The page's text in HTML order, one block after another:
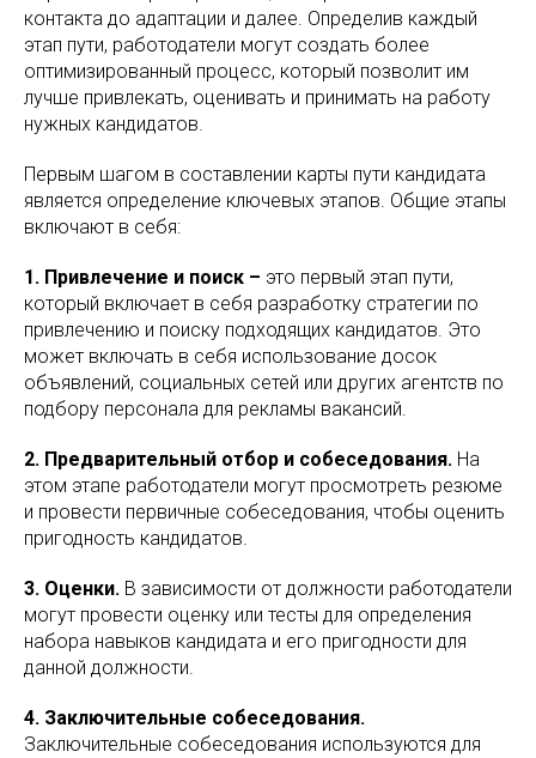
контакта до адаптации и далее. Определив каждый
этап пути, работодатели могут создать более
оптимизированный процесс, который позволит им
лучше привлекать, оценивать и принимать на работу
нужных кандидатов.
Первым шагом в составлении карты пути кандидата
является определение ключевых этапов. Общие этапы
включают в себя:
1. Привлечение и поиск – это первый этап пути,
который включает в себя разработку стратегии по
привлечению и поиску подходящих кандидатов. Это
может включать в себя использование досок
объявлений, социальных сетей или других агентств по
подбору персонала для рекламы вакансий.
2. Предварительный отбор и собеседования. На
этом этапе работодатели могут просмотреть резюме
и провести первичные собеседования, чтобы оценить
пригодность кандидатов.
3. Оценки. В зависимости от должности работодатели
могут провести оценку или тесты для определения
набора навыков кандидата и его пригодности для
данной должности.
4. Заключительные собеседования.
Заключительные собеседования используются для